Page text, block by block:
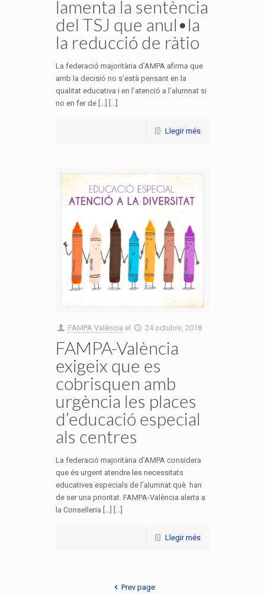
lamenta la sentència
del TSJ que anul•la
la reducció de ràtio
La federació majoritària d’AMPA afirma que
amb la decisió no s’està pensant en la
qualitat educativa i en l’atenció a l’alumnat si
no en fer de […] [...]
Llegir més
FAMPA València el 24 octubre, 2018
FAMPA-València
exigeix que es
cobrisquen amb
urgència les places
d’educació especial
als centres
La federació majoritària d’AMPA considera
que és urgent atendre les necessitats
educatives especials de l’alumnat què han
de ser una prioritat. FAMPA-València alerta a
la Conselleria […] [...]
Llegir més
Prev page